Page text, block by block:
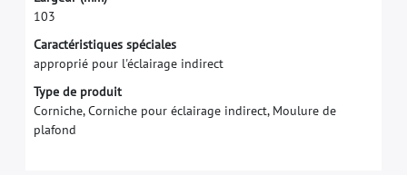
103
Caractéristiques spéciales
approprié pour l'éclairage indirect
Type de produit
Corniche, Corniche pour éclairage indirect, Moulure de
plafond